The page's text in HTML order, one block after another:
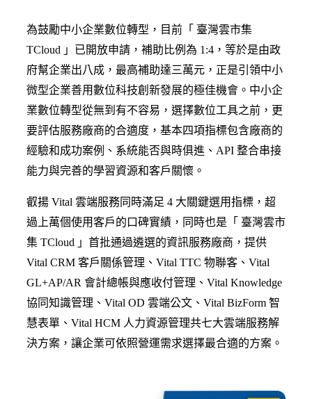
為鼓勵中小企業數位轉型，目前「 臺灣雲市集
TCloud 」已開放申請，補助比例為 1:4，等於是由政
府幫企業出八成，最高補助達三萬元，正是引領中小
微型企業善用數位科技創新發展的極佳機會。中小企
業數位轉型從無到有不容易，選擇數位工具之前，更
要評估服務廠商的合適度，基本四項指標包含廠商的
經驗和成功案例、系統能否與時俱進、API 整合串接
能力與完善的學習資源和客戶關懷。
叡揚 Vital 雲端服務同時滿足 4 大關鍵選用指標，超
過上萬個使用客戶的口碑實績，同時也是「 臺灣雲市
集 TCloud 」首批通過遴選的資訊服務廠商，提供
Vital CRM 客戶關係管理、Vital TTC 物聯客、Vital
GL+AP/AR 會計總帳與應收付管理、Vital Knowledge
協同知識管理、Vital OD 雲端公文、Vital BizForm 智
慧表單、Vital HCM 人力資源管理共七大雲端服務解
決方案，讓企業可依照營運需求選擇最合適的方案。